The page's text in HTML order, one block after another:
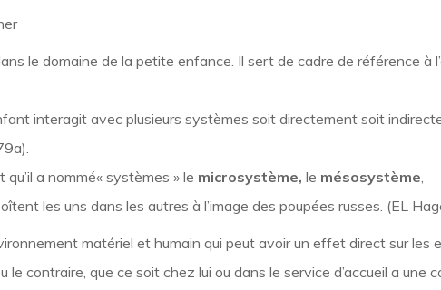
le domaine de la petite enfance. Il sert de cadre de référence à
interagit avec plusieurs systèmes soit directement soit
a nommé« systèmes » le microsystème, le mésosystème,
les uns dans les autres à l’image des poupées russes. (EL
matériel et humain qui peut avoir un effet direct sur
le contraire, que ce soit chez lui ou dans le service d’accueil a une